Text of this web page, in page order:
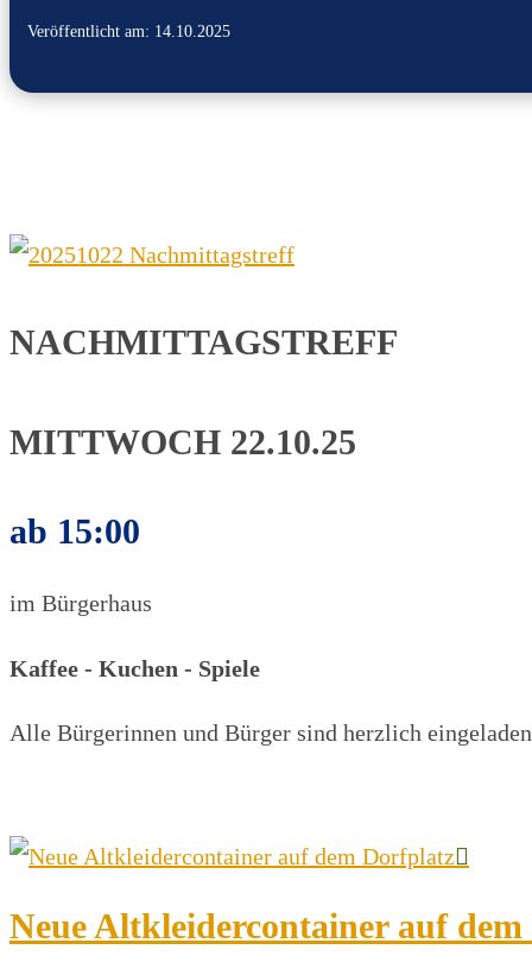
Veröffentlicht am: 14.10.2025
NACHMITTAGSTREFF
MITTWOCH 22.10.25
ab 15:00
im Bürgerhaus
Kaffee - Kuchen - Spiele
Alle Bürgerinnen und Bürger sind herzlich eingeladen
Neue Altkleidercontainer auf